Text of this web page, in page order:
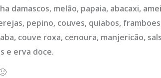
damascos, melão, papaia, abacaxi,
pepino, couves, quiabos,
couve roxa, cenoura, manjericão,
e erva doce.